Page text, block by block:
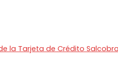
la Tarjeta de Crédito